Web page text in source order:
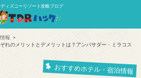
ディズニーリゾート攻略ブログ
報
れのメリットとデメリットは？アンバサダー・ミラコス
おすすめホテル・宿泊情報